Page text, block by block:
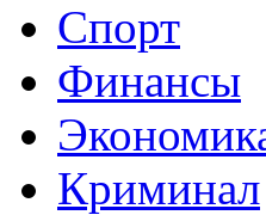
Спорт
Финансы
Криминал